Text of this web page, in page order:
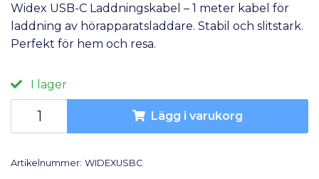
Widex USB-C Laddningskabel – 1 meter kabel för
laddning av hörapparatsladdare. Stabil och slitstark.
Perfekt för hem och resa.
I lager
Lägg i varukorg
Artikelnummer: WIDEXUSBC